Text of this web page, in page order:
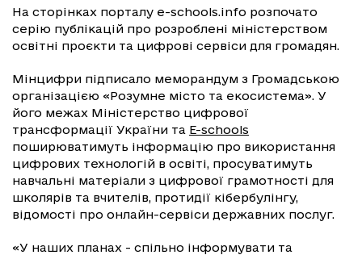
На сторінках порталу e-schools.info розпочато
серію публікацій про розроблені міністерством
освітні проєкти та цифрові сервіси для громадян.
Мінцифри підписало меморандум з Громадською
організацією «Розумне місто та екосистема». У
його межах Міністерство цифрової
трансформації України та E-schools
поширюватимуть інформацію про використання
цифрових технологій в освіті, просуватимуть
навчальні матеріали з цифрової грамотності для
школярів та вчителів, протидії кібербулінгу,
відомості про онлайн-сервіси державних послуг.
«У наших планах - спільно інформувати та